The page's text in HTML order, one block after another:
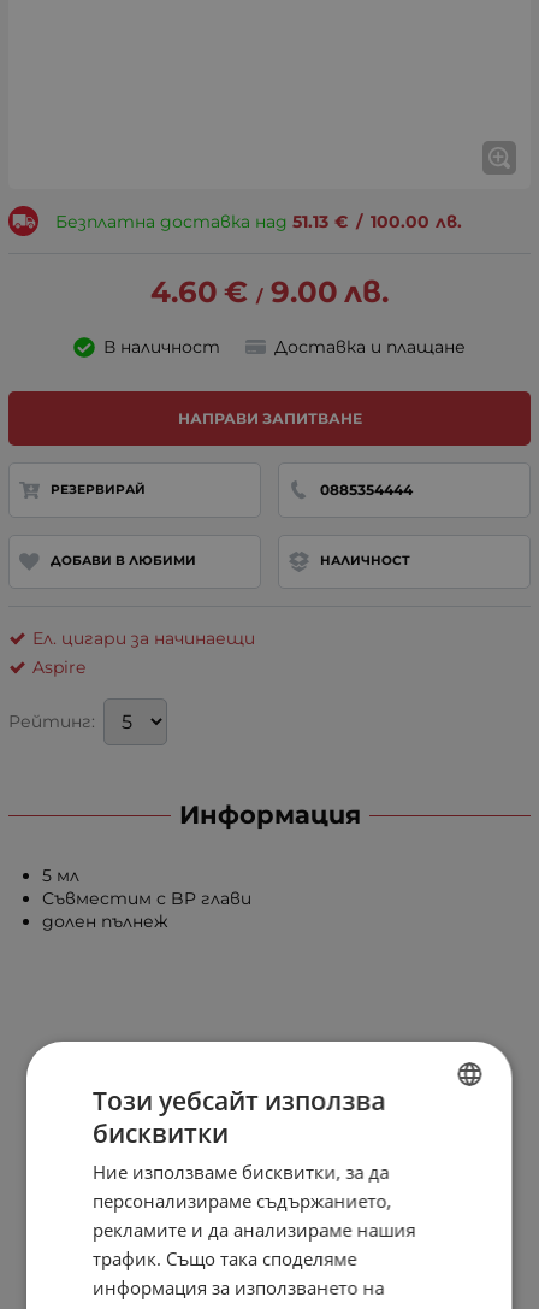
Безплатна доставка над 51.13 € / 100.00 лв.
4.60 € / 9.00 лв.
В наличност Доставка и плащане
НАПРАВИ ЗАПИТВАНЕ
РЕЗЕРВИРАЙ 0885354444
ДОБАВИ В ЛЮБИМИ НАЛИЧНОСТ
Ел. цигари за начинаещи
Aspire
Рейтинг:
Информация
5 мл
Съвместим с BP глави
долен пълнеж
Този уебсайт използва
бисквитки
Ние използваме бисквитки, за да
персонализираме съдържанието,
рекламите и да анализираме нашия
трафик. Също така споделяме
информация за използването на